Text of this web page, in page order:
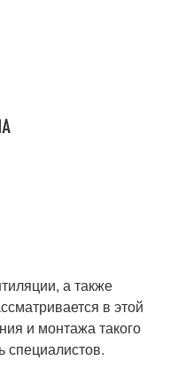
а также
в этой
и монтажа такого
специалистов.